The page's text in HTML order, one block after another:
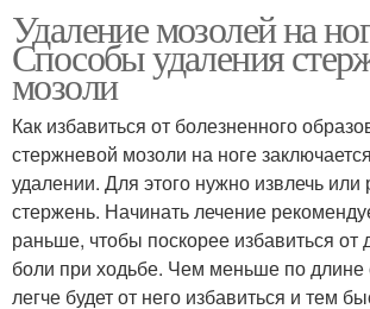
Удаление мозолей на
Способы удаления
мозоли
Как избавиться от болезненного
стержневой мозоли на ноге
удалении. Для этого нужно извлечь или
стержень. Начинать лечение
раньше, чтобы поскорее избавиться от
боли при ходьбе. Чем меньше по длине
легче будет от него избавиться и тем